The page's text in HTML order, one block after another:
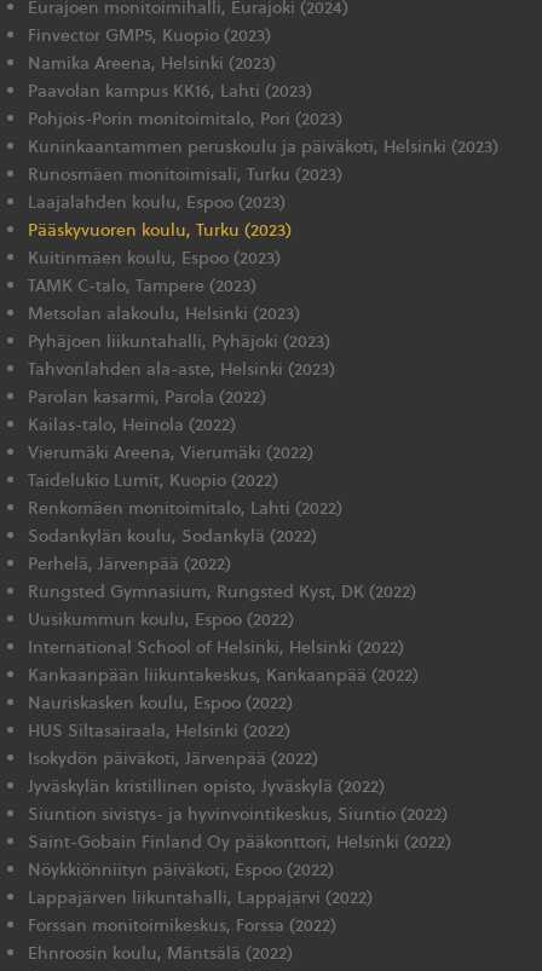
Eurajoen monitoimihalli, Eurajoki (2024)
Finvector GMP5, Kuopio (2023)
Namika Areena, Helsinki (2023)
Paavolan kampus KK16, Lahti (2023)
Pohjois-Porin monitoimitalo, Pori (2023)
Kuninkaantammen peruskoulu ja päiväkoti, Helsinki (2023)
Runosmäen monitoimisali, Turku (2023)
Laajalahden koulu, Espoo (2023)
Pääskyvuoren koulu, Turku (2023)
Kuitinmäen koulu, Espoo (2023)
TAMK C-talo, Tampere (2023)
Metsolan alakoulu, Helsinki (2023)
Pyhäjoen liikuntahalli, Pyhäjoki (2023)
Tahvonlahden ala-aste, Helsinki (2023)
Parolan kasarmi, Parola (2022)
Kailas-talo, Heinola (2022)
Vierumäki Areena, Vierumäki (2022)
Taidelukio Lumit, Kuopio (2022)
Renkomäen monitoimitalo, Lahti (2022)
Sodankylän koulu, Sodankylä (2022)
Perhelä, Järvenpää (2022)
Rungsted Gymnasium, Rungsted Kyst, DK (2022)
Uusikummun koulu, Espoo (2022)
International School of Helsinki, Helsinki (2022)
Kankaanpään liikuntakeskus, Kankaanpää (2022)
Nauriskasken koulu, Espoo (2022)
HUS Siltasairaala, Helsinki (2022)
Isokydön päiväkoti, Järvenpää (2022)
Jyväskylän kristillinen opisto, Jyväskylä (2022)
Siuntion sivistys- ja hyvinvointikeskus, Siuntio (2022)
Saint-Gobain Finland Oy pääkonttori, Helsinki (2022)
Nöykkiönniityn päiväkoti, Espoo (2022)
Lappajärven liikuntahalli, Lappajärvi (2022)
Forssan monitoimikeskus, Forssa (2022)
Ehnroosin koulu, Mäntsälä (2022)